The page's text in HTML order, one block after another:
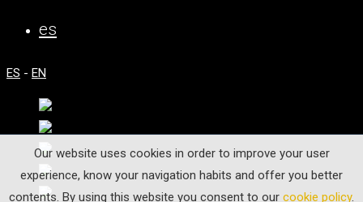
es
ES - EN
Our website uses cookies in order to improve your user
experience, know your navigation habits and offer you better
contents. By using this website you consent to our cookie policy.